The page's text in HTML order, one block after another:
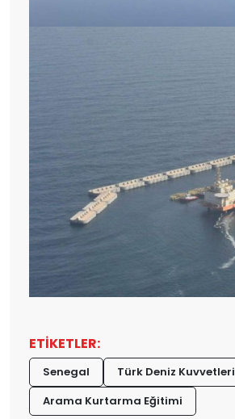
ETİKETLER:
Senegal
Türk Deniz Kuvvetleri
Arama Kurtarma Eğitimi